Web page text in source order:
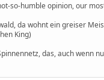
so-humble opinion, our
da wohnt ein greiser
King)
das, auch wenn